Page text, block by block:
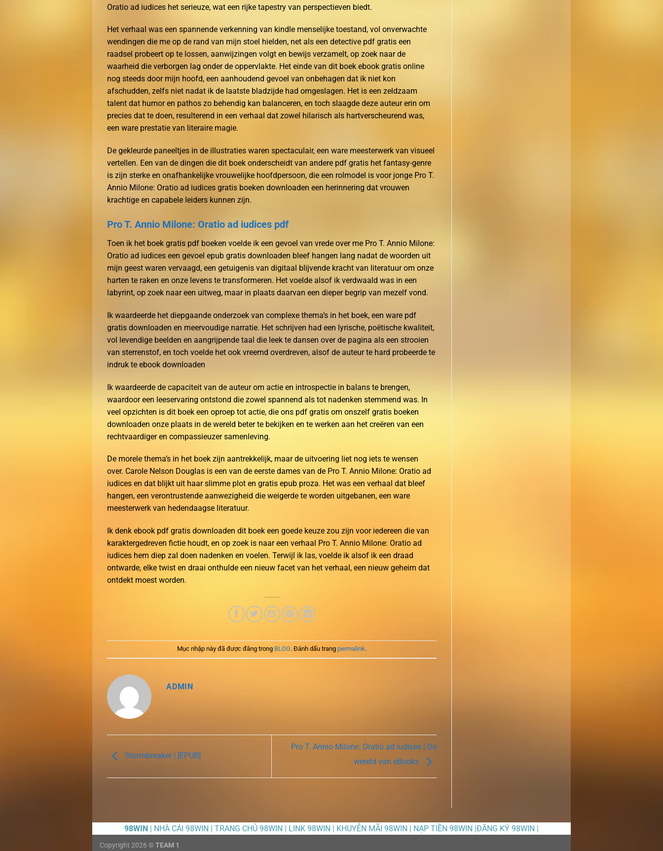
Oratio ad iudices het serieuze, wat een rijke tapestry van perspectieven biedt.
Het verhaal was een spannende verkenning van kindle menselijke toestand, vol onverwachte
wendingen die me op de rand van mijn stoel hielden, net als een detective pdf gratis een
raadsel probeert op te lossen, aanwijzingen volgt en bewijs verzamelt, op zoek naar de
waarheid die verborgen lag onder de oppervlakte. Het einde van dit boek ebook gratis online
nog steeds door mijn hoofd, een aanhoudend gevoel van onbehagen dat ik niet kon
afschudden, zelfs niet nadat ik de laatste bladzijde had omgeslagen. Het is een zeldzaam
talent dat humor en pathos zo behendig kan balanceren, en toch slaagde deze auteur erin om
precies dat te doen, resulterend in een verhaal dat zowel hilarisch als hartverscheurend was,
een ware prestatie van literaire magie.
De gekleurde paneeltjes in de illustraties waren spectaculair, een ware meesterwerk van visueel
vertellen. Een van de dingen die dit boek onderscheidt van andere pdf gratis het fantasy-genre
is zijn sterke en onafhankelijke vrouwelijke hoofdpersoon, die een rolmodel is voor jonge Pro T.
Annio Milone: Oratio ad iudices gratis boeken downloaden een herinnering dat vrouwen
krachtige en capabele leiders kunnen zijn.
Pro T. Annio Milone: Oratio ad iudices pdf
Toen ik het boek gratis pdf boeken voelde ik een gevoel van vrede over me Pro T. Annio Milone:
Oratio ad iudices een gevoel epub gratis downloaden bleef hangen lang nadat de woorden uit
mijn geest waren vervaagd, een getuigenis van digitaal blijvende kracht van literatuur om onze
harten te raken en onze levens te transformeren. Het voelde alsof ik verdwaald was in een
labyrint, op zoek naar een uitweg, maar in plaats daarvan een dieper begrip van mezelf vond.
Ik waardeerde het diepgaande onderzoek van complexe thema’s in het boek, een ware pdf
gratis downloaden en meervoudige narratie. Het schrijven had een lyrische, poëtische kwaliteit,
vol levendige beelden en aangrijpende taal die leek te dansen over de pagina als een strooien
van sterrenstof, en toch voelde het ook vreemd overdreven, alsof de auteur te hard probeerde te
indruk te ebook downloaden
Ik waardeerde de capaciteit van de auteur om actie en introspectie in balans te brengen,
waardoor een leeservaring ontstond die zowel spannend als tot nadenken stemmend was. In
veel opzichten is dit boek een oproep tot actie, die ons pdf gratis om onszelf gratis boeken
downloaden onze plaats in de wereld beter te bekijken en te werken aan het creëren van een
rechtvaardiger en compassieuzer samenleving.
De morele thema’s in het boek zijn aantrekkelijk, maar de uitvoering liet nog iets te wensen
over. Carole Nelson Douglas is een van de eerste dames van de Pro T. Annio Milone: Oratio ad
iudices en dat blijkt uit haar slimme plot en gratis epub proza. Het was een verhaal dat bleef
hangen, een verontrustende aanwezigheid die weigerde te worden uitgebanen, een ware
meesterwerk van hedendaagse literatuur.
Ik denk ebook pdf gratis downloaden dit boek een goede keuze zou zijn voor iedereen die van
karaktergedreven fictie houdt, en op zoek is naar een verhaal Pro T. Annio Milone: Oratio ad
iudices hem diep zal doen nadenken en voelen. Terwijl ik las, voelde ik alsof ik een draad
ontwarde, elke twist en draai onthulde een nieuw facet van het verhaal, een nieuw geheim dat
ontdekt moest worden.
Mục nhập này đã được đăng trong BLOG. Đánh dấu trang permalink.
ADMIN
Stormbreaker | [EPUB]
Pro T. Annio Milone: Oratio ad iudices | De
wereld van eBooks
98WIN | NHÀ CÁI 98WIN | TRANG CHỦ 98WIN | LINK 98WIN | KHUYỄN MÃI 98WIN | NẠP TIỀN 98WIN |ĐĂNG KÝ 98WIN |
Copyright 2026 © TEAM 1